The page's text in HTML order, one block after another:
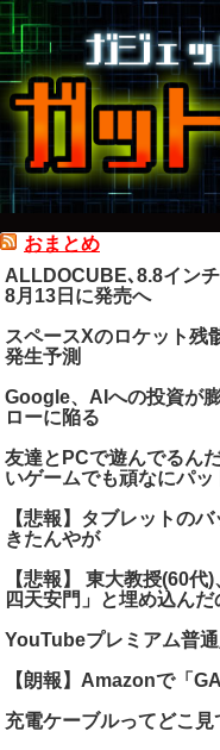
おまとめ
ALLDOCUBE､8.8イン
8月13日に発売へ
スペースXのロケット残
発生予測
Google、AIへの投資が
ローに陥る
友達とPCで遊んでるん
いゲームでも頑なにパッ
【悲報】タブレットの
きたんやが
【悲報】 東大教授(60
四天安門」と埋め込ん
YouTubeプレミアム普
【朗報】Amazonで「
充電ケーブルってどこ見